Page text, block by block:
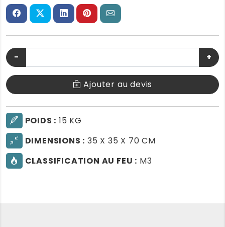
− +
Ajouter au devis
POIDS : 15 KG
DIMENSIONS : 35 X 35 X 70 CM
CLASSIFICATION AU FEU : M3